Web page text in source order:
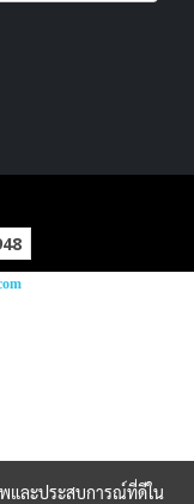
และประสบการณ์ที่ดีใน